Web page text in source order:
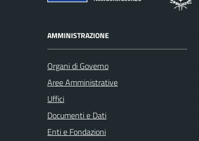
AMMINISTRAZIONE
Organi di Governo
Aree Amministrative
Uffici
Documenti e Dati
Enti e Fondazioni